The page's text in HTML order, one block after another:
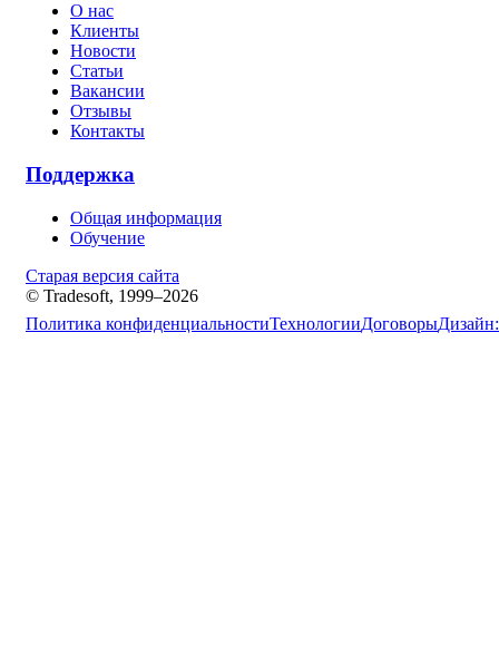
О нас
Клиенты
Новости
Статьи
Вакансии
Отзывы
Контакты
Поддержка
Общая информация
Обучение
Старая версия сайта
© Tradesoft, 1999–2026
Политика конфиденциальностиТехнологииДоговорыДизайн: